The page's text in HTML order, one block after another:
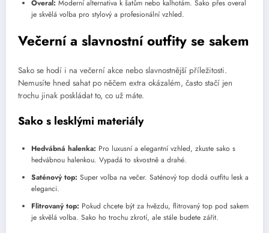
Overal: Moderní alternativa k šatům nebo kalhotám. Sako přes overal
je skvělá volba pro stylový a profesionální vzhled.
Večerní a slavnostní outfity se sakem
Sako se hodí i na večerní akce nebo slavnostnější příležitosti.
Nemusíte hned sahat po něčem extra okázalém, často stačí jen
trochu jinak poskládat to, co už máte.
Sako s lesklými materiály
Hedvábná halenka: Pro luxusní a elegantní vzhled, zkuste sako s
hedvábnou halenkou. Vypadá to skvostně a drahé.
Saténový top: Super volba na večer. Saténový top dodá outfitu lesk a
eleganci.
Flitrovaný top: Pokud chcete být za hvězdu, flitrovaný top pod sakem
je skvělá volba. Sako ho trochu zkrotí, ale stále budete zářit.